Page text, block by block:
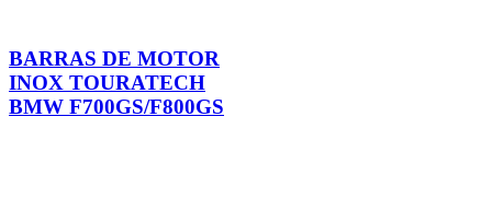
BARRAS DE MOTOR
INOX TOURATECH
BMW F700GS/F800GS